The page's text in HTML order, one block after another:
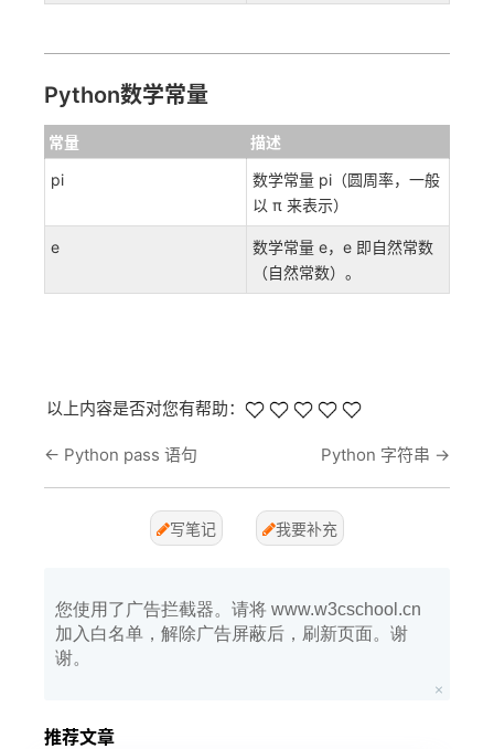
Python数学常量
常量
描述
pi
数学常量 pi（圆周率，一般
以 π 来表示）
e
数学常量 e，e 即自然常数
（自然常数）。
以上内容是否对您有帮助：
← Python pass 语句 Python 字符串 →
写笔记 我要补充
您使用了广告拦截器。请将 www.w3cschool.cn
加入白名单，解除广告屏蔽后，刷新页面。谢
谢。
推荐文章